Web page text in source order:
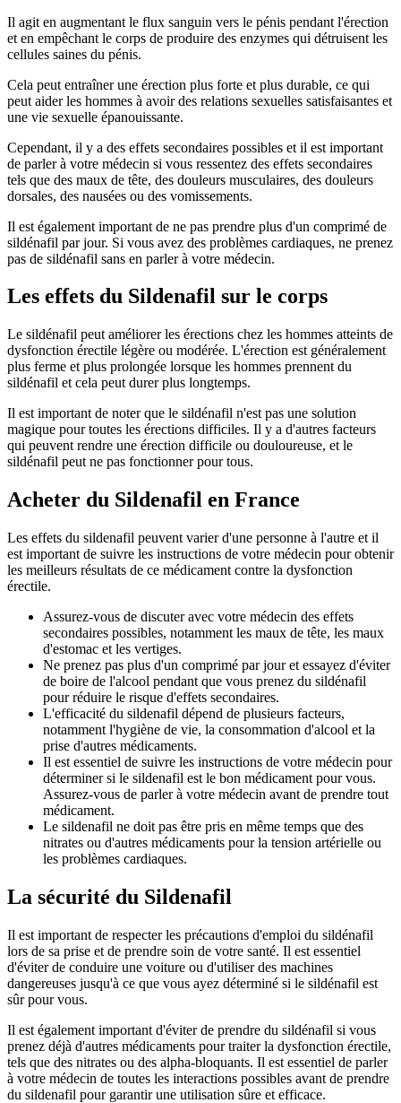
Il agit en augmentant le flux sanguin vers le pénis pendant l'érection
et en empêchant le corps de produire des enzymes qui détruisent les
cellules saines du pénis.
Cela peut entraîner une érection plus forte et plus durable, ce qui
peut aider les hommes à avoir des relations sexuelles satisfaisantes et
une vie sexuelle épanouissante.
Cependant, il y a des effets secondaires possibles et il est important
de parler à votre médecin si vous ressentez des effets secondaires
tels que des maux de tête, des douleurs musculaires, des douleurs
dorsales, des nausées ou des vomissements.
Il est également important de ne pas prendre plus d'un comprimé de
sildénafil par jour. Si vous avez des problèmes cardiaques, ne prenez
pas de sildénafil sans en parler à votre médecin.
Les effets du Sildenafil sur le corps
Le sildénafil peut améliorer les érections chez les hommes atteints de
dysfonction érectile légère ou modérée. L'érection est généralement
plus ferme et plus prolongée lorsque les hommes prennent du
sildénafil et cela peut durer plus longtemps.
Il est important de noter que le sildénafil n'est pas une solution
magique pour toutes les érections difficiles. Il y a d'autres facteurs
qui peuvent rendre une érection difficile ou douloureuse, et le
sildénafil peut ne pas fonctionner pour tous.
Acheter du Sildenafil en France
Les effets du sildenafil peuvent varier d'une personne à l'autre et il
est important de suivre les instructions de votre médecin pour obtenir
les meilleurs résultats de ce médicament contre la dysfonction
érectile.
Assurez-vous de discuter avec votre médecin des effets
secondaires possibles, notamment les maux de tête, les maux
d'estomac et les vertiges.
Ne prenez pas plus d'un comprimé par jour et essayez d'éviter
de boire de l'alcool pendant que vous prenez du sildénafil
pour réduire le risque d'effets secondaires.
L'efficacité du sildenafil dépend de plusieurs facteurs,
notamment l'hygiène de vie, la consommation d'alcool et la
prise d'autres médicaments.
Il est essentiel de suivre les instructions de votre médecin pour
déterminer si le sildenafil est le bon médicament pour vous.
Assurez-vous de parler à votre médecin avant de prendre tout
médicament.
Le sildenafil ne doit pas être pris en même temps que des
nitrates ou d'autres médicaments pour la tension artérielle ou
les problèmes cardiaques.
La sécurité du Sildenafil
Il est important de respecter les précautions d'emploi du sildénafil
lors de sa prise et de prendre soin de votre santé. Il est essentiel
d'éviter de conduire une voiture ou d'utiliser des machines
dangereuses jusqu'à ce que vous ayez déterminé si le sildénafil est
sûr pour vous.
Il est également important d'éviter de prendre du sildénafil si vous
prenez déjà d'autres médicaments pour traiter la dysfonction érectile,
tels que des nitrates ou des alpha-bloquants. Il est essentiel de parler
à votre médecin de toutes les interactions possibles avant de prendre
du sildenafil pour garantir une utilisation sûre et efficace.